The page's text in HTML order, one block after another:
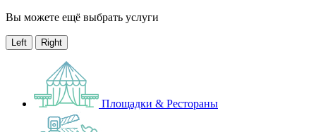
Вы можете ещё выбрать услуги
Left Right
Площадки & Рестораны